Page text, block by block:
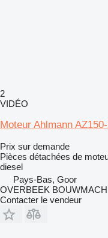
2
VIDÉO
Moteur Ahlmann
Prix sur demande
Pièces détachées de
diesel
Pays-Bas, Goor
OVERBEEK
Contacter le vendeur